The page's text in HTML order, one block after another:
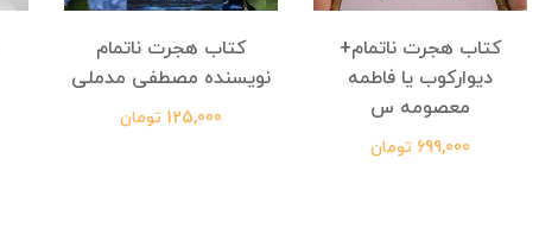
کتاب هجرت ناتمام+
دیوارکوب یا فاطمه
معصومه س
699,000 تومان
کتاب هجرت ناتمام
نویسنده مصطفی مدملی
125,000 تومان